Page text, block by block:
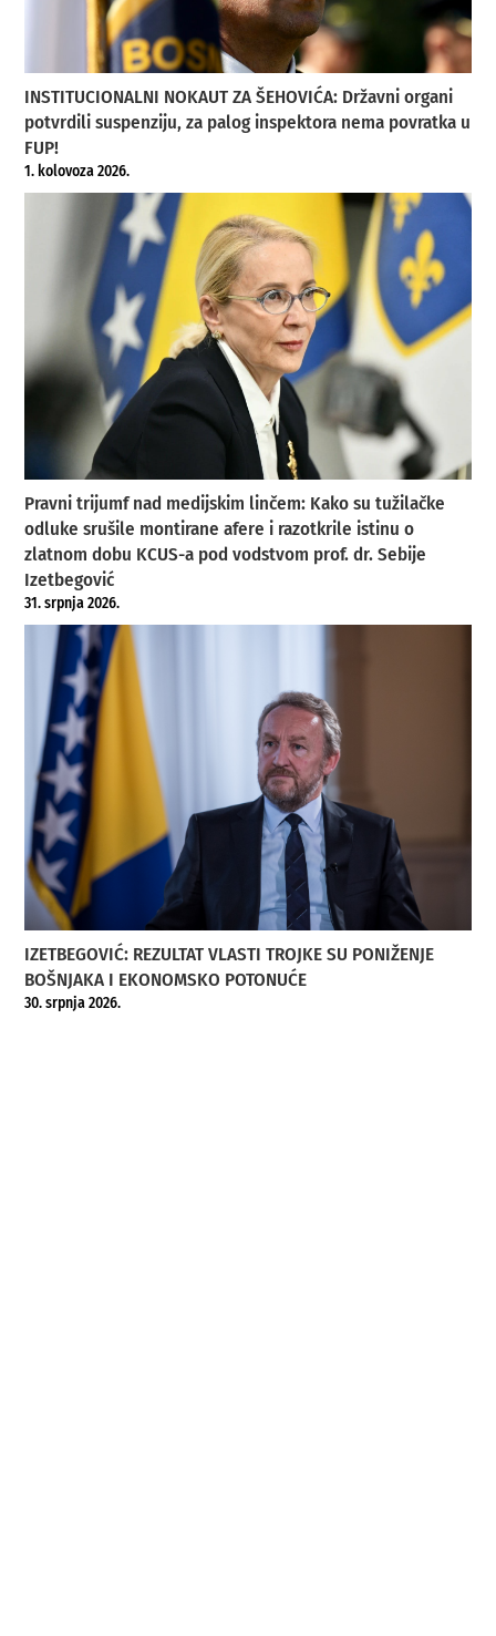
INSTITUCIONALNI NOKAUT ZA ŠEHOVIĆA: Državni organi
potvrdili suspenziju, za palog inspektora nema povratka u
FUP!
1. kolovoza 2026.
Pravni trijumf nad medijskim linčem: Kako su tužilačke
odluke srušile montirane afere i razotkrile istinu o
zlatnom dobu KCUS-a pod vodstvom prof. dr. Sebije
Izetbegović
31. srpnja 2026.
IZETBEGOVIĆ: REZULTAT VLASTI TROJKE SU PONIŽENJE
BOŠNJAKA I EKONOMSKO POTONUĆE
30. srpnja 2026.